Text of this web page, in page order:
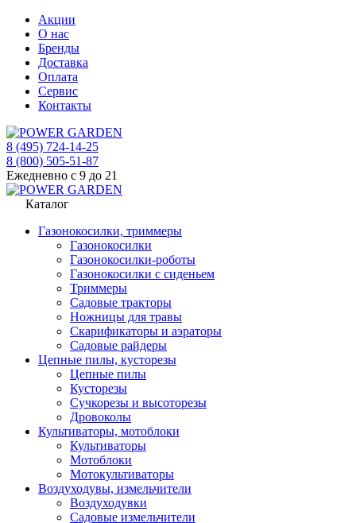
Акции
О нас
Бренды
Доставка
Оплата
Сервис
Контакты
8 (495) 724-14-25
8 (800) 505-51-87
Ежедневно с 9 до 21
Каталог
Газонокосилки, триммеры
Газонокосилки
Газонокосилки-роботы
Газонокосилки с сиденьем
Триммеры
Садовые тракторы
Ножницы для травы
Скарификаторы и аэраторы
Садовые райдеры
Цепные пилы, кусторезы
Цепные пилы
Кусторезы
Сучкорезы и высоторезы
Дровоколы
Культиваторы, мотоблоки
Культиваторы
Мотоблоки
Мотокультиваторы
Воздуходувы, измельчители
Воздуходувки
Садовые измельчители